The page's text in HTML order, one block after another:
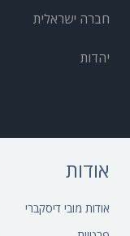
חברה ישראלית
יהדות
אודות
אודות מובי דיסקברי